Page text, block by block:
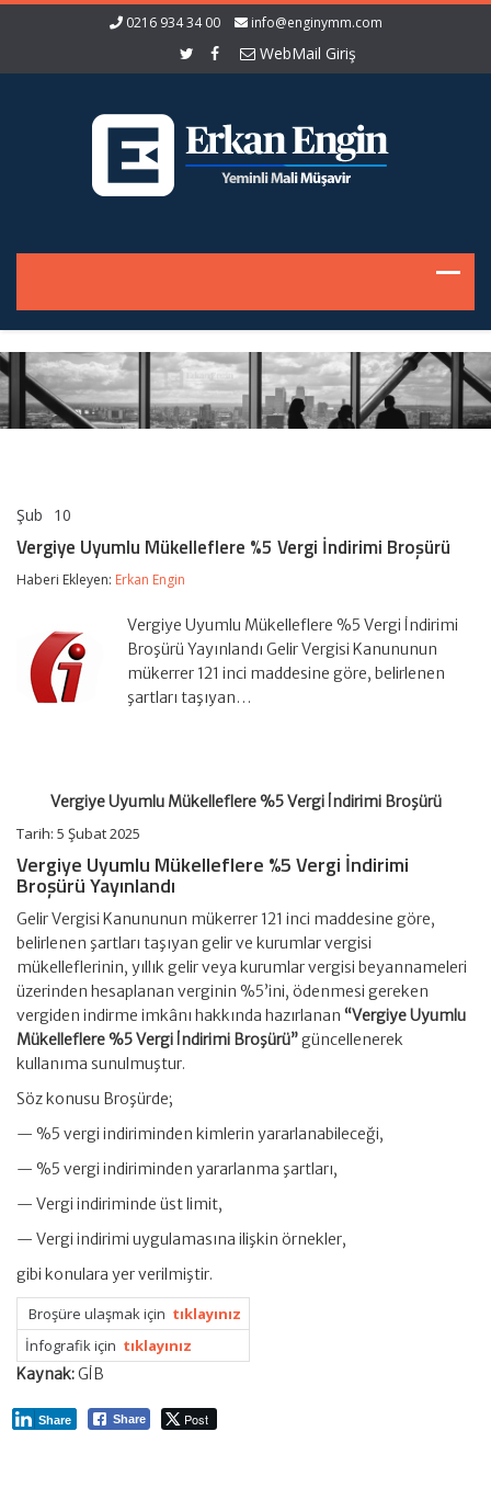
0216 934 34 00 info@enginymm.com
WebMail Giriş
Şub 10
Mükelleflere
Vergi
Broşürü
Vergiye Uyumlu Mükelleflere %5 Vergi İndirimi Broşürü
Haberi Ekleyen: Erkan Engin
Vergiye Uyumlu Mükelleflere %5 Vergi İndirimi
Broşürü Yayınlandı Gelir Vergisi Kanununun
mükerrer 121 inci maddesine göre, belirlenen
şartları taşıyan…
Vergiye Uyumlu Mükelleflere %5 Vergi İndirimi Broşürü
Tarih: 5 Şubat 2025
Vergiye Uyumlu Mükelleflere %5 Vergi İndirimi
Broşürü Yayınlandı
Gelir Vergisi Kanununun mükerrer 121 inci maddesine göre,
belirlenen şartları taşıyan gelir ve kurumlar vergisi
mükelleflerinin, yıllık gelir veya kurumlar vergisi beyannameleri
üzerinden hesaplanan verginin %5’ini, ödenmesi gereken
vergiden indirme imkânı hakkında hazırlanan “Vergiye Uyumlu
Mükelleflere %5 Vergi İndirimi Broşürü”güncellenerek
kullanıma sunulmuştur.
Söz konusu Broşürde;
— %5 vergi indiriminden kimlerin yararlanabileceği,
— %5 vergi indiriminden yararlanma şartları,
— Vergi indiriminde üst limit,
— Vergi indirimi uygulamasına ilişkin örnekler,
gibi konulara yer verilmiştir.
Broşüre ulaşmak için tıklayınız
İnfografik için tıklayınız
Kaynak:GİB
Share Post
Share